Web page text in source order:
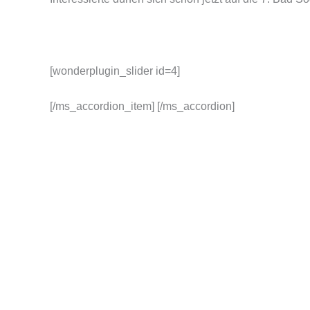
[wonderplugin_slider id=4]
[/ms_accordion_item] [/ms_accordion]